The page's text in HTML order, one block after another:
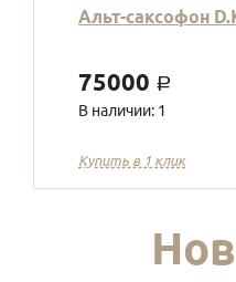
Альт-саксофон
75000 a
В наличии: 1
Купить в 1 клик